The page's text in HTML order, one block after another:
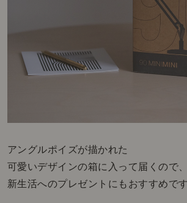
アングルポイズが描かれた
可愛いデザインの箱に入って届くので、
新生活へのプレゼントにもおすすめです